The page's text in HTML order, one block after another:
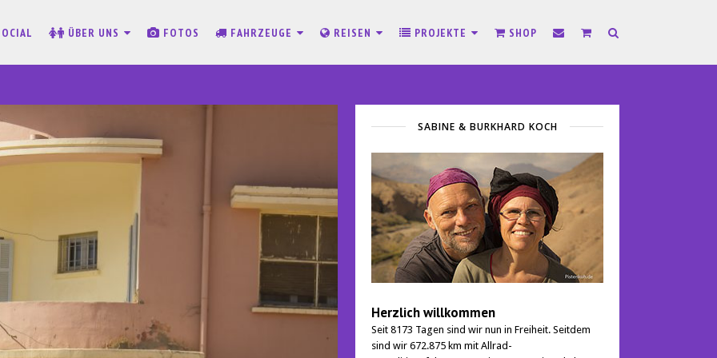
ÜBER UNS FOTOS FAHRZEUGE REISEN PROJEKTE SHOP
SABINE & BURKHARD KOCH
Herzlich willkommen
Seit 8173 Tagen sind wir nun in Freiheit. Seitdem
sind wir 672.875 km mit Allrad-